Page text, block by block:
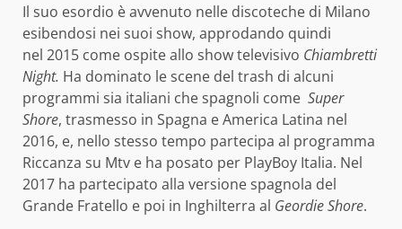
Il suo esordio è avvenuto nelle discoteche di Milano
esibendosi nei suoi show, approdando quindi
nel 2015 come ospite allo show televisivo Chiambretti
Night. Ha dominato le scene del trash di alcuni
programmi sia italiani che spagnoli come Super
Shore, trasmesso in Spagna e America Latina nel
2016, e, nello stesso tempo partecipa al programma
Riccanza su Mtv e ha posato per PlayBoy Italia. Nel
2017 ha partecipato alla versione spagnola del
Grande Fratello e poi in Inghilterra al Geordie Shore.